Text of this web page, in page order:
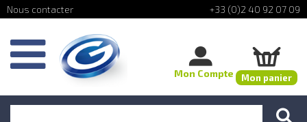
+33 (0)2 40 92 07 09
Mon Compte Mon panier